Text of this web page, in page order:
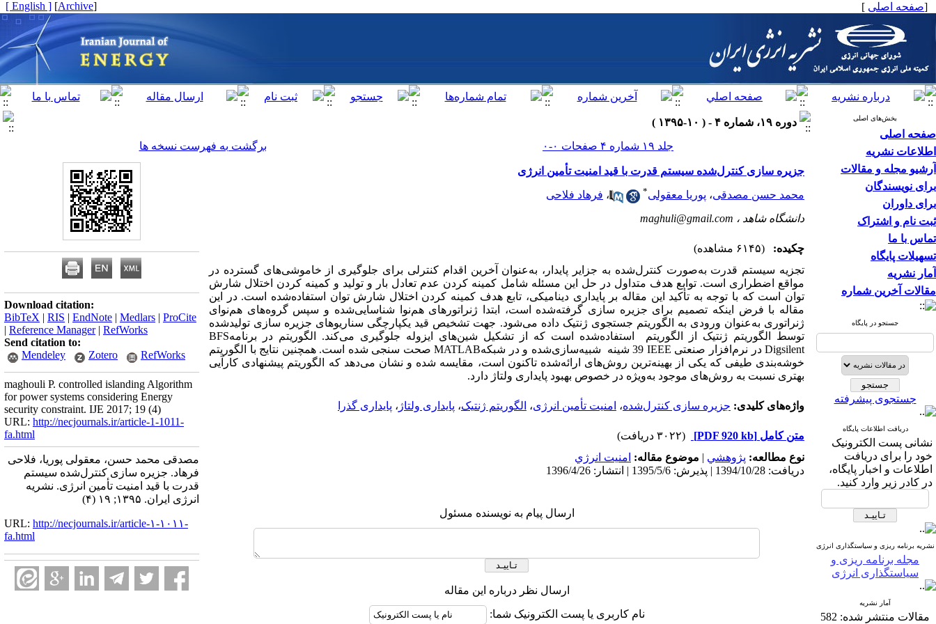
[صفحه اصلی ]
[
Archive
]
[ English ]
بخش‌های اصلی
صفحه اصلی
اطلاعات نشریه
آرشیو مجله و مقالات
برای نویسندگان
برای داوران
ثبت نام و اشتراک
تماس با ما
تسهیلات پایگاه
آمار نشریه
مقالات آخرین شماره
جستجو در پایگاه
جستجوی پیشرفته
دریافت اطلاعات پایگاه
نشانی پست الکترونیک
خود را برای دریافت
اطلاعات و اخبار پایگاه،
در کادر زیر وارد کنید.
نشریه برنامه ریزی و سیاستگذاری انرژی
مجله برنامه ریزی و
سیاستگذاری انرژی
آمار نشریه
مقالات منتشر شده: 582
دوره ۱۹، شماره ۴ - ( ۱۰-۱۳۹۵ )
جلد ۱۹ شماره ۴ صفحات ۰-۰
برگشت به فهرست نسخه ها
جزیره سازی کنترل‌شده سیستم قدرت با قید امنیت تأمین انرژی
محمد حسن مصدقی، پوریا معقولی* ، فرهاد فلاحی
دانشگاه شاهد ، maghuli@gmail.com
چکیده:
(۶۱۴۵ مشاهده)
تجزیه سیستم قدرت بهصورت کنترلشده به جزایر پایدار، بهعنوان آخرین اقدام کنترلی برای جلوگیری از خاموشیهای گسترده در
مواقع اضطراری است. توابع هدف متداول در حل این مسئله شامل کمینه کردن عدم تعادل بار و تولید و کمینه کردن اختلال شارش
توان است که با توجه به تأکید این مقاله بر پایداری دینامیکی، تابع هدف کمینه کردن اختلال شارش توان استفاده‌شده است. در این
مقاله با فرض اینکه تصمیم برای جزیره سازی گرفته‌شده است، ابتدا ژنراتورهای هم‌نوا شناسایی‌شده و سپس گروه‌های هم‌نوای
ژنراتوری به‌عنوان ورودی به الگوریتم جستجوی ژنتیک داده می‌شود. جهت تشخیص قید یکپارچگی سناریوهای جزیره سازی تولیدشده
توسط الگوریتم ژنتیک از الگوریتم
BFSاستفاده‌شده است که از تشکیل شین‌های ایزوله جلوگیری می‌کند. الگوریتم در برنامه
MATLABشبیه‌سازی‌شده و در شبکه IEEE در نرم‌افزار صنعتیDigsilent
صحت سنجی شده است. همچنین نتایج با الگوریتم
خوشه‌بندی طیفی که یکی از بهینه‌ترین روش‌های ارائه‌شده تاکنون است، مقایسه شده و نشان می‌دهد که الگوریتم پیشنهادی کارآیی
بهتری نسبت به روش‌های موجود به‌ویژه در خصوص بهبود پایداری ولتاژ دارد.
واژه‌های کلیدی: جزیره سازی کنترل‌شده، امنیت تأمین انرژی، الگوریتم ژنتیک، پایداری ولتاژ ، پایداری گذرا
متن کامل [PDF 920 kb]
(۳۰۲۲ دریافت)
نوع مطالعه: پژوهشي | موضوع مقاله: امنيت انرژي
دریافت: 1394/10/28 | پذیرش: 1395/5/6 | انتشار: 1396/4/26
ارسال پیام به نویسنده مسئول
ارسال نظر درباره این مقاله
نام کاربری یا پست الکترونیک شما:
Download citation:
BibTeX | RIS | EndNote | Medlars | ProCite
| Reference Manager| RefWorks
Send citation to:
Mendeley
Zotero RefWorks
maghouli P. controlled islanding Algorithm
for power systems considering Energy
security constraint. IJE 2017; 19 (4)
URL: http://necjournals.ir/article-1-1011-
fa.html
مصدقی محمد حسن، معقولی پوریا، فلاحی
فرهاد. جزیره سازی کنترل‌شده سیستم
قدرت با قید امنیت تأمین انرژی. نشریه
انرژی ایران. ۱۳۹۵; ۱۹ (۴)
URL: http://necjournals.ir/article-۱-۱۰۱۱-
fa.html